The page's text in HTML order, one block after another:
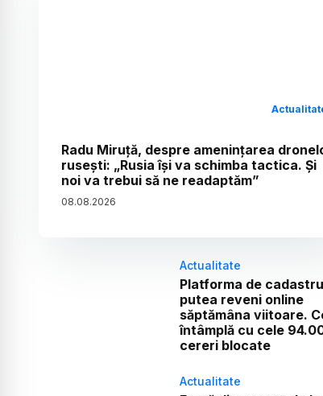
Radu Miruță, despre amenințarea
rusești: „Rusia își va schimba tactica. Și
noi va trebui să ne readaptăm”
08.08.2026
Actualitate
Platforma de
putea reveni online
săptămâna viitoare.
întâmplă cu cele
cereri blocate
Actualitate